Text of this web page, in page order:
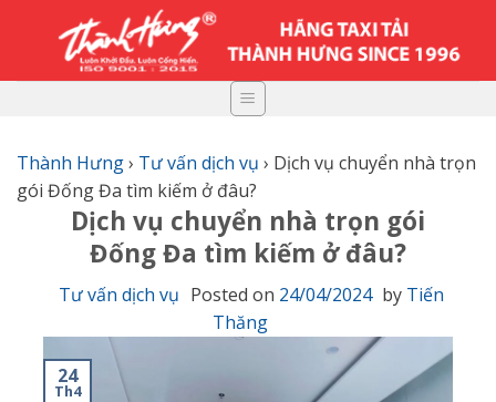
Thành Hưng› Tư vấn dịch vụ › Dịch vụ chuyển nhà trọn
gói Đống Đa tìm kiếm ở đâu?
Dịch vụ chuyển nhà trọn gói
Đống Đa tìm kiếm ở đâu?
Tư vấn dịch vụ Posted on 24/04/2024 by Tiến
Thăng
24
Th4